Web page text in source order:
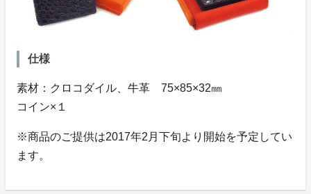
仕様
素材：クロコダイル、牛革 75×85×32㎜
コイン×１
※商品のご提供は2017年2月下旬より開始を予定してい
ます。